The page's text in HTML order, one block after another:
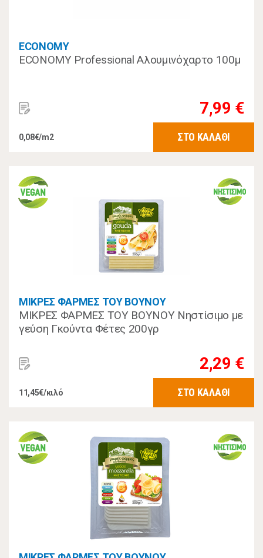
ECONOMY
ECONOMY Professional Αλουμινόχαρτο 100μ
7,99 €
0,08€/m2 ΣΤΟ ΚΑΛΑΘΙ
ΜΙΚΡΕΣ ΦΑΡΜΕΣ ΤΟΥ ΒΟΥΝΟΥ
ΜΙΚΡΕΣ ΦΑΡΜΕΣ ΤΟΥ ΒΟΥΝΟΥ Νηστίσιμο με
γεύση Γκούντα Φέτες 200γρ
2,29 €
11,45€/κιλό ΣΤΟ ΚΑΛΑΘΙ